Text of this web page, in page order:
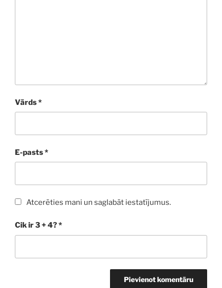
Vārds*
E-pasts*
Atcerēties mani un saglabāt iestatījumus.
Cik ir 3 + 4?*